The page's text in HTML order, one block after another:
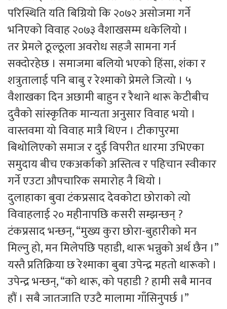
परिस्थिति यति बिग्रियो कि २०७२ असोजमा गर्ने
भनिएको विवाह २०७३ वैशाखसम्म धकेलियो ।
तर प्रेमले ठूल्ठूला अवरोध सहजै सामना गर्न
सक्दोरहेछ । समाजमा बलियो भएको हिंसा, शंका र
शत्रुतालाई पनि बाबु र रेश्माको प्रेमले जित्यो । ५
वैशाखका दिन अछामी बाहुन र रैथाने थारू केटीबीच
दुवैको सांस्कृतिक मान्यता अनुसार विवाह भयो ।
वास्तवमा यो विवाह मात्रै थिएन । टीकापुरमा
बिथोलिएको समाज र दुई विपरीत धारमा उभिएका
समुदाय बीच एकअर्काको अस्तित्व र पहिचान स्वीकार
गर्ने एउटा औपचारिक समारोह नै थियो ।
दुलाहाका बुवा टंकप्रसाद देवकोटा छोराको त्यो
विवाहलाई २० महीनापछि कसरी सम्झन्छन् ?
टंकप्रसाद भन्छन्, “मुख्य कुरा छोरा-बुहारीको मन
मिल्नु हो, मन मिलेपछि पहाडी, थारू भन्नुको अर्थ छैन ।”
यस्तै प्रतिक्रिया छ रेश्माका बुबा उपेन्द्र महतो थारूको ।
उपेन्द्र भन्छन्, “को थारू, को पहाडी ? हामी सबै मानव
हौं । सबै जातजाति एउटै मालामा गाँसिनुपर्छ ।”